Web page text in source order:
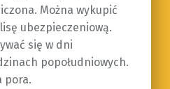
Można wykupić
ubezpieczeniową.
się w dni
popołudniowych.
pora.